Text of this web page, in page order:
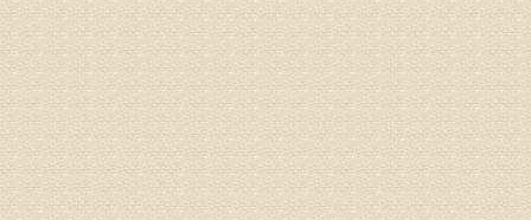
病情描
的放射
病情描
专家回